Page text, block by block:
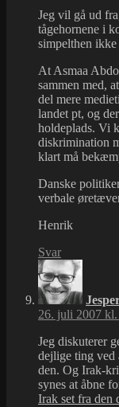
Jeg vil gå ud
tågehornene i
simpelthen
At Asmaa
sammen med,
del mere
landet pt, og
holdeplads. Vi
diskrimination
klart må
Danske
verbale
Henrik
Svar
26. juli 2007
Jeg diskuterer
dejlige ting ved
den. Og Irak-
synes at åbne
Irak set fra den